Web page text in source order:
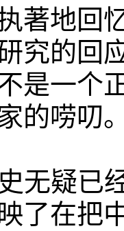
著地回
究的回
是一个
的唠叨
无疑已
了在把